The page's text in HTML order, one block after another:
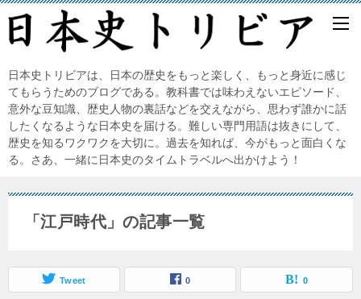
日本史トリビアは、日本の歴史をもっと楽しく、もっと身近に感じ
てもらうためのブログである。教科書では味わえないエピソード、
意外な豆知識、歴史人物の裏話などを交えながら、思わず誰かに話
したくなるような日本史を届ける。難しい専門用語は抜きにして、
歴史を知るワクワクを大切に。過去を知れば、今がもっと面白くな
る。さあ、一緒に日本史のタイムトラベルへ出かけよう！
「江戸時代」の記事一覧
Tweet 0 0